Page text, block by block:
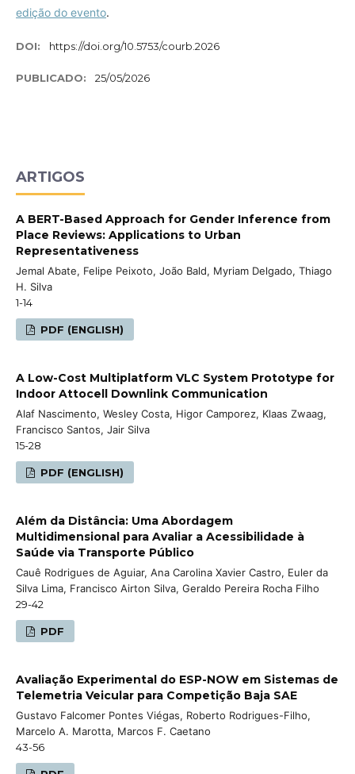
edição do evento.
DOI: https://doi.org/10.5753/courb.2026
PUBLICADO: 25/05/2026
ARTIGOS
A BERT-Based Approach for Gender Inference from
Place Reviews: Applications to Urban
Representativeness
Jemal Abate, Felipe Peixoto, João Bald, Myriam Delgado, Thiago
H. Silva
1-14
PDF (ENGLISH)
A Low-Cost Multiplatform VLC System Prototype for
Indoor Attocell Downlink Communication
Alaf Nascimento, Wesley Costa, Higor Camporez, Klaas Zwaag,
Francisco Santos, Jair Silva
15-28
PDF (ENGLISH)
Além da Distância: Uma Abordagem
Multidimensional para Avaliar a Acessibilidade à
Saúde via Transporte Público
Cauê Rodrigues de Aguiar, Ana Carolina Xavier Castro, Euler da
Silva Lima, Francisco Airton Silva, Geraldo Pereira Rocha Filho
29-42
PDF
Avaliação Experimental do ESP-NOW em Sistemas de
Telemetria Veicular para Competição Baja SAE
Gustavo Falcomer Pontes Viégas, Roberto Rodrigues-Filho,
Marcelo A. Marotta, Marcos F. Caetano
43-56